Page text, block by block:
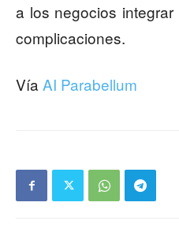
a los negocios integrar
complicaciones.
Vía AI Parabellum